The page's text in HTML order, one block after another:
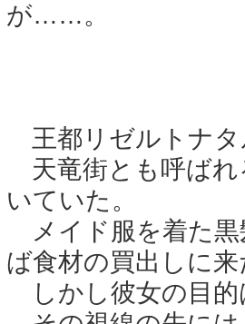
が……。
王都リゼルトナタ
天竜街とも呼ばれ
いていた。
メイド服を着た黒
ば食材の買出しに
しかし彼女の目的